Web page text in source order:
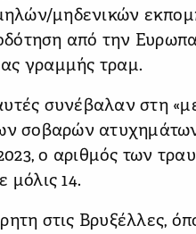
μηδενικών
από την
γραμμής τραμ.
συνέβαλαν στη
σοβαρών
ο αριθμός των
μόλις 14.
στις Βρυξέλλες,